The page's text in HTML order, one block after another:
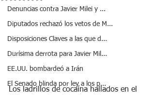
Denuncias contra Javier Milei y ...
Diputados rechazó los vetos de M...
Disposiciones Claves a las que d...
Durísima derrota para Javier Mil...
EE.UU. bombardeó a Irán
El Senado blinda por ley a los p...
Los ladrillos de cocaína hallados en el